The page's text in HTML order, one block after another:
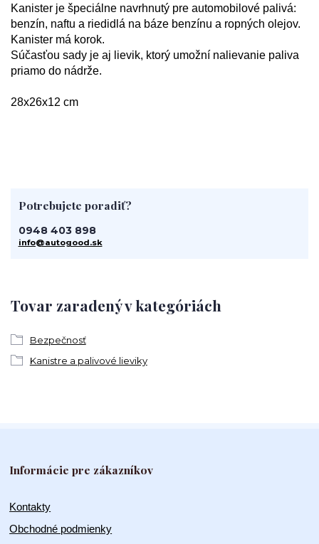
Kanister je špeciálne navrhnutý pre automobilové palivá:
benzín, naftu a riedidlá na báze benzínu a ropných olejov.
Kanister má korok.
Súčasťou sady je aj lievik, ktorý umožní nalievanie paliva
priamo do nádrže.
28x26x12 cm
Tovar zaradený v kategóriách
Bezpečnosť
Kanistre a palivové lieviky
Potrebujete poradiť?
0948 403 898
info@autogood.sk
Informácie pre zákazníkov
Kontakty
Obchodné podmienky